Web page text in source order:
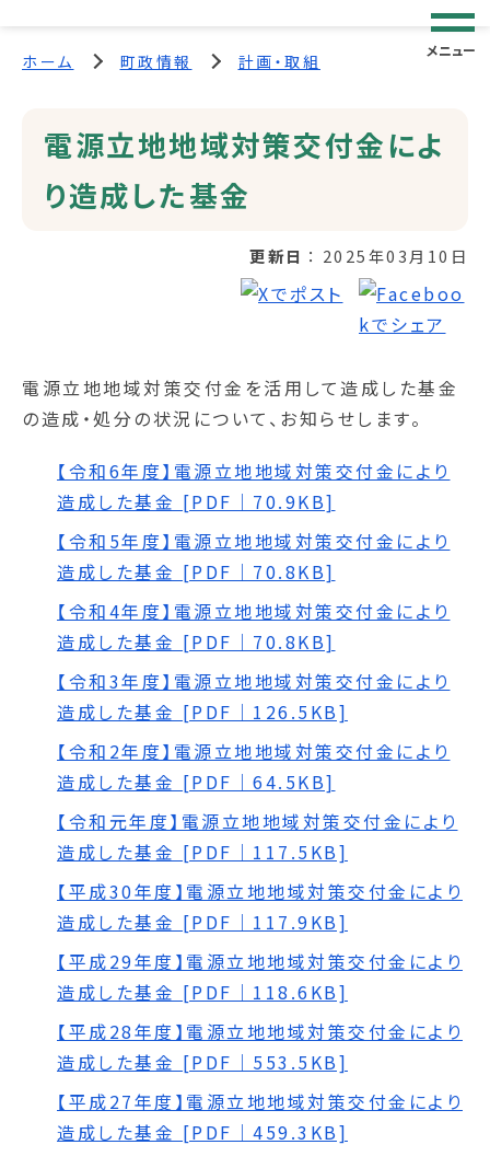
メニュー
ホーム 町政情報 計画・取組
電源立地地域対策交付金によ
り造成した基金
更新日 2025年03月10日
電源立地地域対策交付金を活用して造成した基金
の造成・処分の状況について、お知らせします。
【令和6年度】電源立地地域対策交付金により
造成した基金 [PDF｜70.9KB]
【令和5年度】電源立地地域対策交付金により
造成した基金 [PDF｜70.8KB]
【令和4年度】電源立地地域対策交付金により
造成した基金 [PDF｜70.8KB]
【令和3年度】電源立地地域対策交付金により
造成した基金 [PDF｜126.5KB]
【令和2年度】電源立地地域対策交付金により
造成した基金 [PDF｜64.5KB]
【令和元年度】電源立地地域対策交付金により
造成した基金 [PDF｜117.5KB]
【平成30年度】電源立地地域対策交付金により
造成した基金 [PDF｜117.9KB]
【平成29年度】電源立地地域対策交付金により
造成した基金 [PDF｜118.6KB]
【平成28年度】電源立地地域対策交付金により
造成した基金 [PDF｜553.5KB]
【平成27年度】電源立地地域対策交付金により
造成した基金 [PDF｜459.3KB]